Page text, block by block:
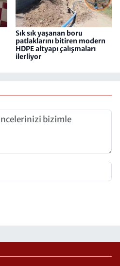
Sık sık yaşanan boru
patlaklarını bitiren modern
HDPE altyapı çalışmaları
ilerliyor